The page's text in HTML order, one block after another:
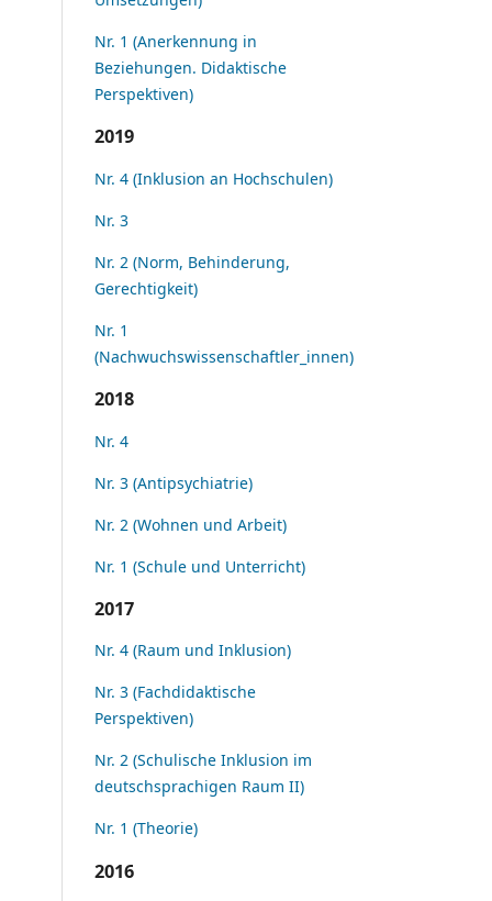
Nr. 1 (Anerkennung in
Beziehungen. Didaktische
Perspektiven)
2019
Nr. 4 (Inklusion an Hochschulen)
Nr. 3
Nr. 2 (Norm, Behinderung,
Gerechtigkeit)
Nr. 1
(Nachwuchswissenschaftler_innen)
2018
Nr. 4
Nr. 3 (Antipsychiatrie)
Nr. 2 (Wohnen und Arbeit)
Nr. 1 (Schule und Unterricht)
2017
Nr. 4 (Raum und Inklusion)
Nr. 3 (Fachdidaktische
Perspektiven)
Nr. 2 (Schulische Inklusion im
deutschsprachigen Raum II)
Nr. 1 (Theorie)
2016